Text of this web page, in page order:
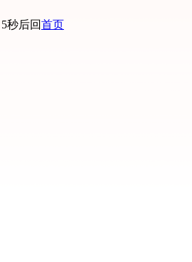
5秒后回首页